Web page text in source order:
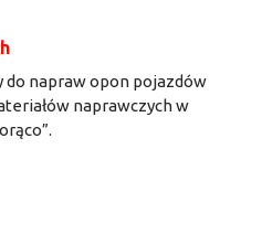
napraw opon pojazdów
naprawczych w